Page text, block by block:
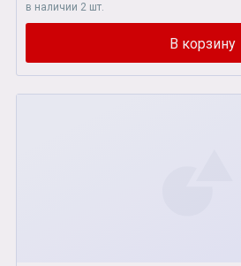
в наличии 2 шт.